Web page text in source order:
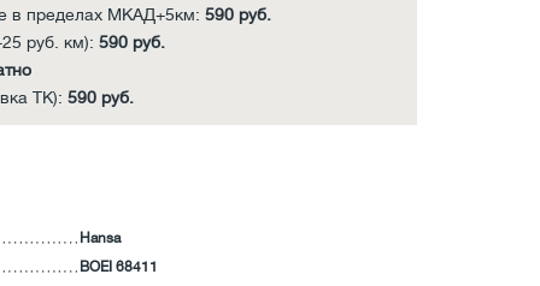
в пределах МКАД+5км: 590 руб.
руб. км): 590 руб.
ТК): 590 руб.
Hansa
BOEI 68411